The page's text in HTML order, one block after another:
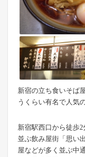
新宿の立ち食いそば
うくらい有名で人気
新宿駅西口から徒歩
並ぶ飲み屋街「思い
屋などが多く並ぶ中